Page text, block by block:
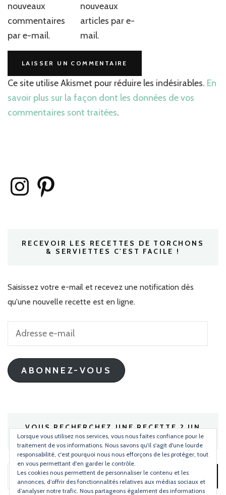
nouveaux
commentaires
par e-mail.
nouveaux
articles par e-
mail.
Ce site utilise Akismet pour réduire les indésirables. En
savoir plus sur la façon dont les données de vos
commentaires sont traitées.
InstagramPinterest
RECEVOIR LES RECETTES DE TORCHONS
& SERVIETTES C'EST FACILE !
Saisissez votre e-mail et recevez une notification dès
qu'une nouvelle recette est en ligne.
Adresse
mail
ABONNEZ-VOUS
VOUS RECHERCHEZ UNE RECETTE ? UN
INGRÉDIENT ?
Rechercher :
Lorsque vous utilisez nos services, vous nous faites confiance pour le
traitement de vos informations. Nous savons qu'il s'agit d'une lourde
responsabilité, c'est pourquoi nous nous efforçons de les protéger, tout
en vous permettant d'en garder le contrôle.
Les cookies nous permettent de personnaliser le contenu et les
annonces, d’offrir des fonctionnalités relatives aux médias sociaux et
d’analyser notre trafic. Nous partageons également des informations